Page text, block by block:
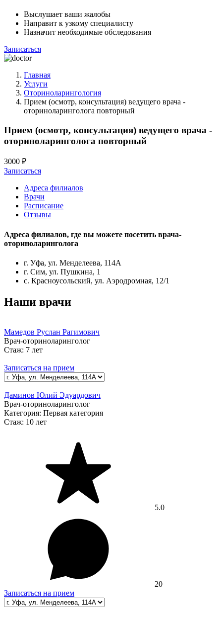
Выслушает ваши жалобы
Направит к узкому специалисту
Назначит необходимые обследования
Записаться
Главная
Услуги
Оториноларингология
Прием (осмотр, консультация) ведущего врача -
оториноларинголога повторный
Прием (осмотр, консультация) ведущего врача -
оториноларинголога повторный
3000 ₽
Записаться
Адреса филиалов
Врачи
Расписание
Отзывы
Адреса филиалов, где вы можете посетить врача-
оториноларинголога
г. Уфа, ул. Менделеева, 114А
г. Сим, ул. Пушкина, 1
с. Красноусольский, ул. Аэродромная, 12/1
Наши врачи
Мамедов Руслан Рагимович
Врач-оториноларинголог
Стаж: 7 лет
Записаться на прием
Даминов Юлий Эдуардович
Врач-оториноларинголог
Категория: Первая категория
Стаж: 10 лет
5.0
20
Записаться на прием